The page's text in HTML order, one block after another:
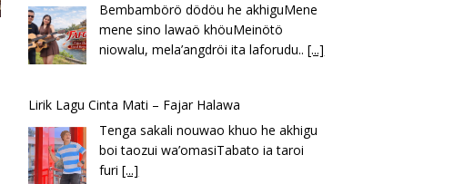
Bembambörö dödöu he akhiguMene
mene sino lawaö khöuMeinötö
niowalu, mela’angdröi ita laforudu..[...]
Lirik Lagu Cinta Mati – Fajar Halawa
Tenga sakali nouwao khuo he akhigu
boi taozui wa’omasiTabato ia taroi
furi[...]